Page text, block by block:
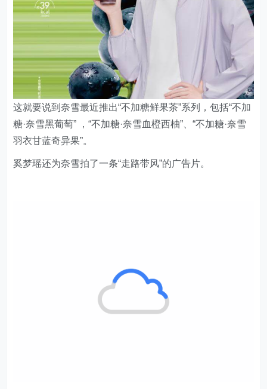
这就要说到奈雪最近推出“不加糖鲜果茶”系列，包括“不加
糖·奈雪黑葡萄” ，“不加糖·奈雪血橙西柚”、“不加糖·奈雪
羽衣甘蓝奇异果”。
奚梦瑶还为奈雪拍了一条“走路带风”的广告片。